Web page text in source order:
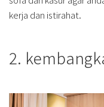
kerja dan istirahat.
2.